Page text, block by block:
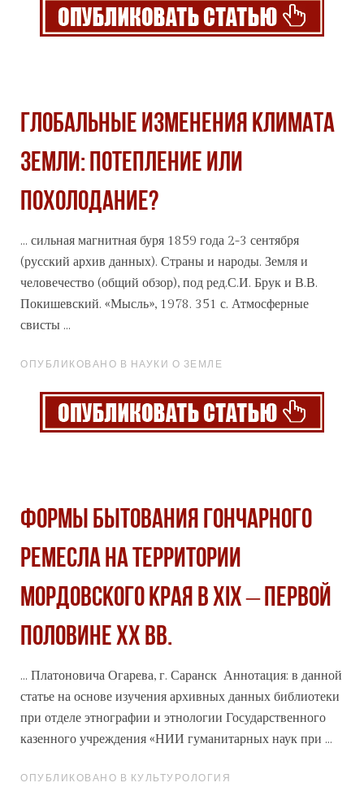
ГЛОБАЛЬНЫЕ ИЗМЕНЕНИЯ КЛИМАТА
ЗЕМЛИ: ПОТЕПЛЕНИЕ ИЛИ
ПОХОЛОДАНИЕ?
... сильная магнитная буря 1859 года 2-3 сентября
(русский архив данных). Страны и народы. Земля и
человечество (общий обзор), под ред.С.И. Брук и В.В.
Покишевский. «Мысль», 1978. 351 с. Атмосферные
свисты ...
ОПУБЛИКОВАНО В НАУКИ О ЗЕМЛЕ
ФОРМЫ БЫТОВАНИЯ ГОНЧАРНОГО
РЕМЕСЛА НА ТЕРРИТОРИИ
МОРДОВСКОГО КРАЯ В XIX – ПЕРВОЙ
ПОЛОВИНЕ XX ВВ.
... Платоновича Огарева, г. Саранск Аннотация: в данной
статье на основе изучения архивных данных библиотеки
при отделе этнографии и этнологии Государственного
казенного учреждения «НИИ гуманитарных наук при ...
ОПУБЛИКОВАНО В КУЛЬТУРОЛОГИЯ